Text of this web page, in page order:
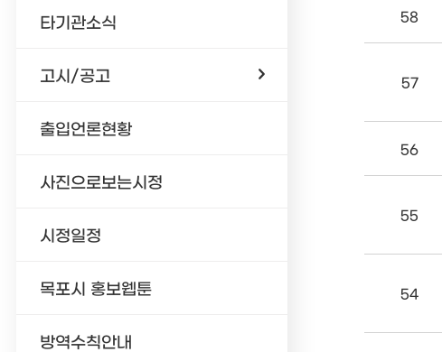
타기관소식
고시/공고
출입언론현황
사진으로보는시정
시정일정
목포시 홍보웹툰
방역수칙안내
58
57
56
55
54